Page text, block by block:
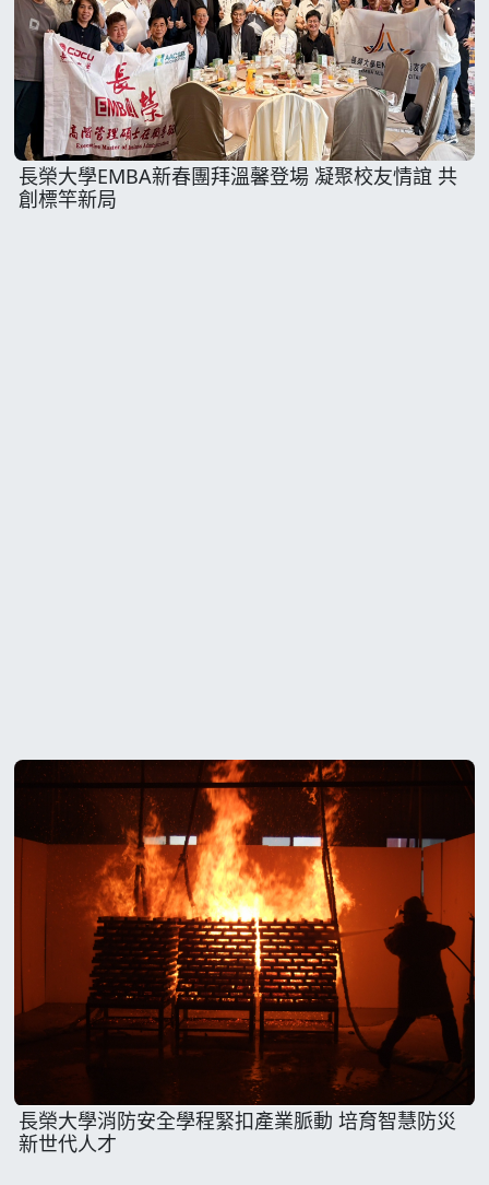
長榮大學EMBA新春團拜溫馨登場 凝聚校友情誼 共
創標竿新局
長榮大學消防安全學程緊扣產業脈動 培育智慧防災
新世代人才